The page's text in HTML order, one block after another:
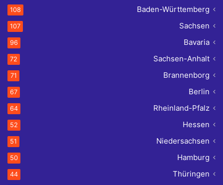
Baden-Württemberg
108
Sachsen
107
Bavaria
96
Sachsen-Anhalt
72
Brannenborg
71
Berlin
67
Rheinland-Pfalz
64
Hessen
52
Niedersachsen
51
Hamburg
50
Thüringen
44